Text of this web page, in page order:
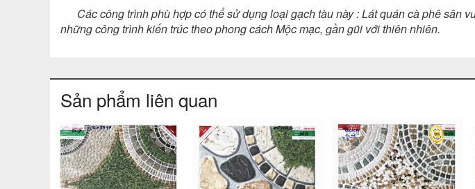
Các công trình phù hợp có thể sử dụng loại gạch tàu này : Lát quán cà phê
những công trình kiến trúc theo phong cách Mộc mạc, gần gũi với thiên nhiên.
Sản phẩm liên quan